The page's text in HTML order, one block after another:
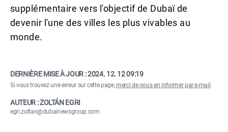
supplémentaire vers l'objectif de Dubaï de
devenir l'une des villes les plus vivables au
monde.
DERNIÈRE MISE À JOUR :2024. 12. 12 09:19
Si vous trouvez une erreur sur cette page,merci de nous en informer par e-mail .
AUTEUR : ZOLTÁN EGRI
egri.zoltan@dubainewsgroup.com